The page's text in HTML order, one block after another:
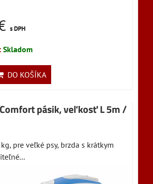
s DPH
Skladom
DO KOŠÍKA
pásik, veľkosť L 5m /
pre veľké psy, brzda s krátkym